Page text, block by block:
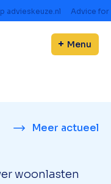
advieskeuze.nl Advice for
Menu
Meer actueel
woonlasten